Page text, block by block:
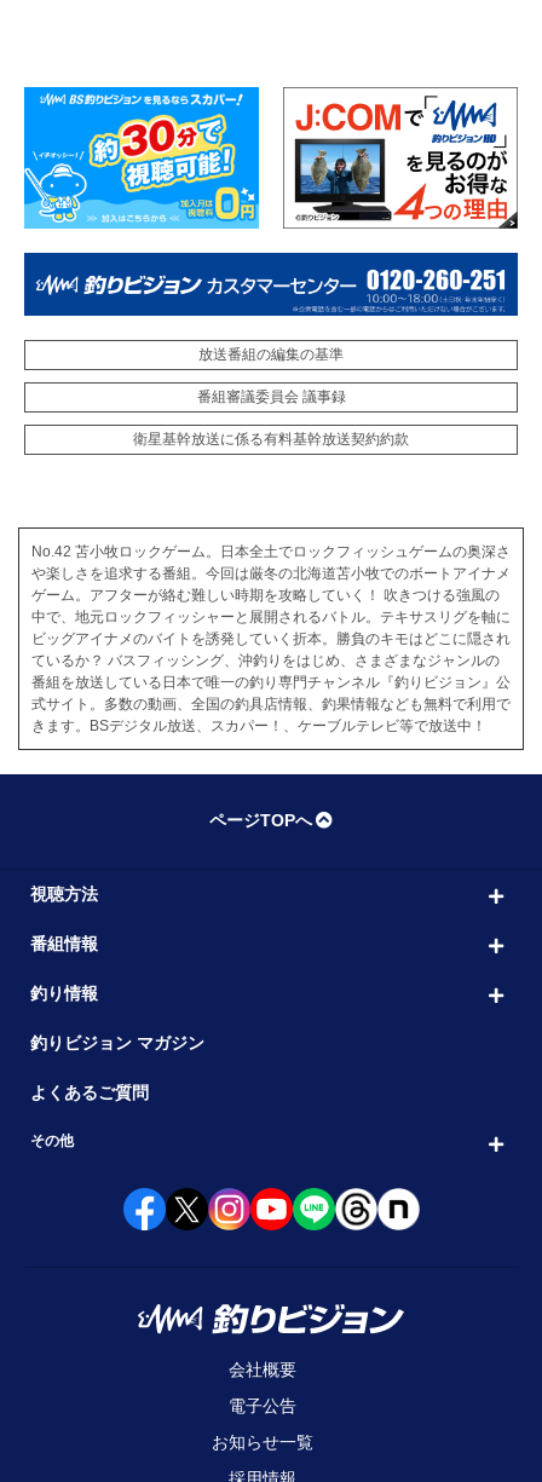
放送番組の編集の基準
番組審議委員会 議事録
衛星基幹放送に係る有料基幹放送契約約款
No.42 苫小牧ロックゲーム。日本全土でロックフィッシュゲームの奥深さ
や楽しさを追求する番組。今回は厳冬の北海道苫小牧でのボートアイナメ
ゲーム。アフターが絡む難しい時期を攻略していく！ 吹きつける強風の
中で、地元ロックフィッシャーと展開されるバトル。テキサスリグを軸に
ビッグアイナメのバイトを誘発していく折本。勝負のキモはどこに隠され
ているか？ バスフィッシング、沖釣りをはじめ、さまざまなジャンルの
番組を放送している日本で唯一の釣り専門チャンネル『釣りビジョン』公
式サイト。多数の動画、全国の釣具店情報、釣果情報なども無料で利用で
きます。BSデジタル放送、スカパー！、ケーブルテレビ等で放送中！
ページTOPへ
視聴方法
番組情報
釣り情報
釣りビジョン マガジン
よくあるご質問
その他
会社概要
電子公告
お知らせ一覧